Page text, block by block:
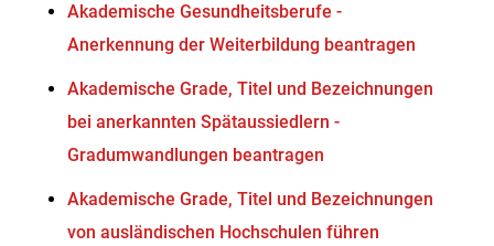
Akademische Gesundheitsberufe -
Anerkennung der Weiterbildung beantragen
Akademische Grade, Titel und Bezeichnungen
bei anerkannten Spätaussiedlern -
Gradumwandlungen beantragen
Akademische Grade, Titel und Bezeichnungen
von ausländischen Hochschulen führen